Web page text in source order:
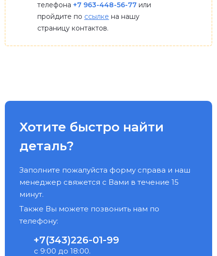
телефона +7 963-448-56-77 или
пройдите по ссылке на нашу
страницу контактов.
Хотите быстро найти
деталь?
Заполните пожалуйста форму справа и наш
менеджер свяжется с Вами в течение 15
минут.
Также Вы можете позвонить нам по
телефону:
+7(343)226-01-99
с 9:00 до 18:00.